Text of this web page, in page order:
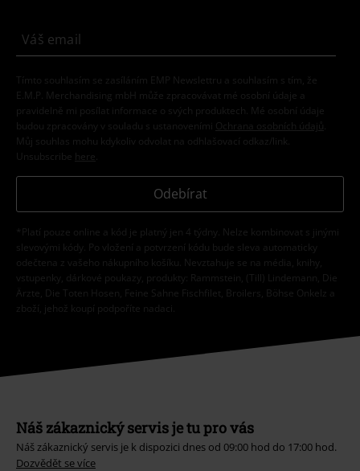
Tímto souhlasím se zasíláním EMP Newslettru a souhlasím s tím, že
E.M.P. Merchandising mbH může zpracovávat mé osobní údaje a
pravidelně mi posílat informace o svých produktech. Mé osobní údaje
budou zpracovány v souladu s ustanoveními
Ochrana osobních údajů
Můj souhlas mohu kdykoliv odvolat na odhlašovací odkaz/link.
Unsubscribe here
Odebírat
*Platí pouze online a kód je platný jen 4 týdny. Nelze kombinovat s jinými
slevovými kódy. Po vložení a potvrzení kódu bude sleva automaticky
odečtena z vašeho nákupního košíku. Nevztahuje se na média, knihy,
vstupenky, dárkové poukazy, produkty: Rammstein, (Till) Lindemann, Die
Ärzte, Die Toten Hosen, Feine Sahne Fischfilet, Broilers, Böhse Onkelz a
zboží, jehož koupí podpoříte nadaci.
Náš zákaznický servis je tu pro vás
Náš zákaznický servis je k dispozici dnes od 09:00 hod do 17:00 hod.
Dozvědět se více